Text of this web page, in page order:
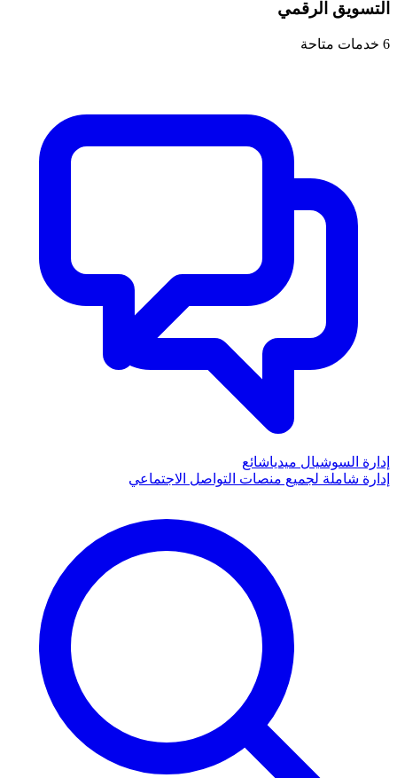
التسويق الرقمي
6 خدمات متاحة
إدارة السوشيال ميدياشائع
إدارة شاملة لجميع منصات التواصل الاجتماعي